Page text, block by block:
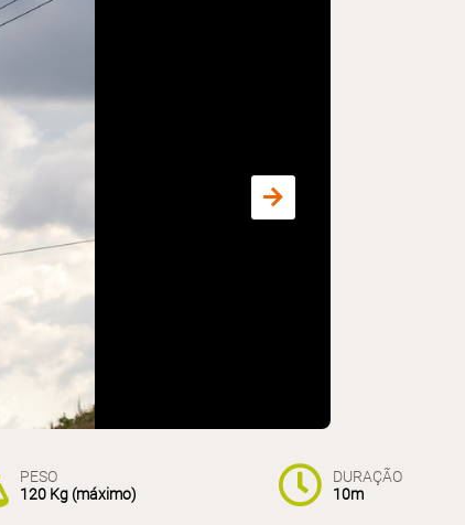
PESO
120 Kg (máximo)
DURAÇÃO
10m